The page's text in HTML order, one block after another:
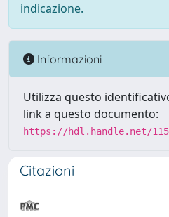
indicazione.
Informazioni
Utilizza questo
link a questo documento:
https://hdl.handle.net/
Citazioni